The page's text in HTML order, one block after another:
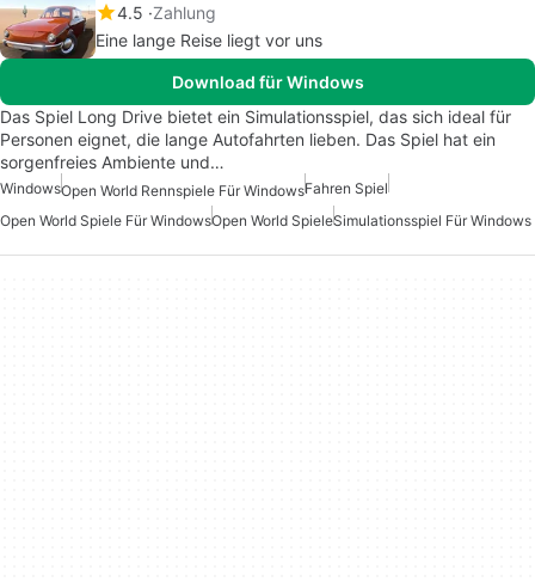
4.5 Zahlung
Eine lange Reise liegt vor uns
Download für Windows
Das Spiel Long Drive bietet ein Simulationsspiel, das sich ideal für
Personen eignet, die lange Autofahrten lieben. Das Spiel hat ein
sorgenfreies Ambiente und…
WindowsOpen World Rennspiele Für WindowsFahren Spiel
Open World Spiele Für WindowsOpen World SpieleSimulationsspiel Für Windows